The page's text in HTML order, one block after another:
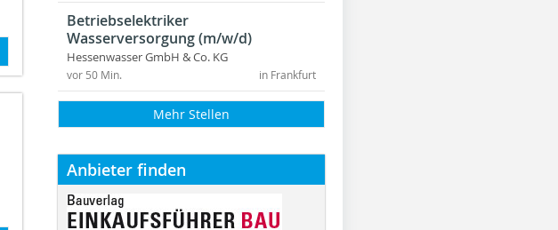
Betriebselektriker
Wasserversorgung (m/w/d)
Hessenwasser GmbH & Co. KG
in Frankfurt
vor 50 Min.
Mehr Stellen
Anbieter finden